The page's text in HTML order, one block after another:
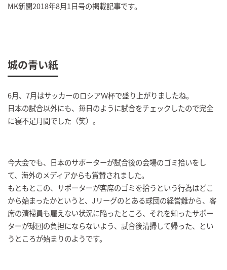
MK新聞2018年8月1日号の掲載記事です。
城の青い紙
6月、7月はサッカーのロシアＷ杯で盛り上がりましたね。
日本の試合以外にも、毎日のように試合をチェックしたので完全
に寝不足月間でした（笑）。
今大会でも、日本のサポーターが試合後の会場のゴミ拾いをし
て、海外のメディアからも賞賛されました。
もともとこの、サポーターが客席のゴミを拾うという行為はどこ
から始まったかというと、Jリーグのとある球団の経営難から、客
席の清掃員も雇えない状況に陥ったところ、それを知ったサポー
ターが球団の負担にならないよう、試合後清掃して帰った、とい
うところが始まりのようです。